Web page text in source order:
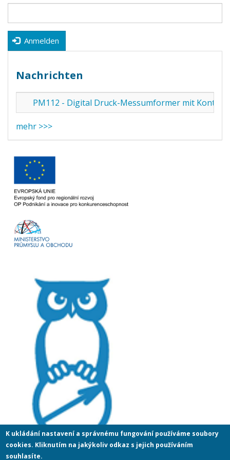
Anmelden
Nachrichten
PM112 - Digital Druck-Messumformer mit
mehr >>>
K ukládání nastavení a správnému fungování používáme soubory
cookies. Kliknutím na jakýkoliv odkaz s jejich používáním
souhlasíte.